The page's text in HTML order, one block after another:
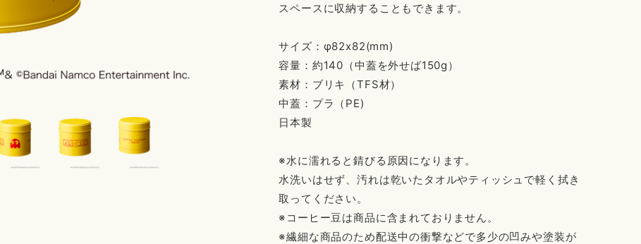
スペースに収納することもできます。
サイズ：φ82x82(mm)
容量：約140（中蓋を外せば150g）
素材：ブリキ（TFS材）
中蓋：プラ（PE)
日本製
※水に濡れると錆びる原因になります。
水洗いはせず、汚れは乾いたタオルやティッシュで軽く拭き
取ってください。
※コーヒー豆は商品に含まれておりません。
※繊細な商品のため配送中の衝撃などで多少の凹みや塗装が